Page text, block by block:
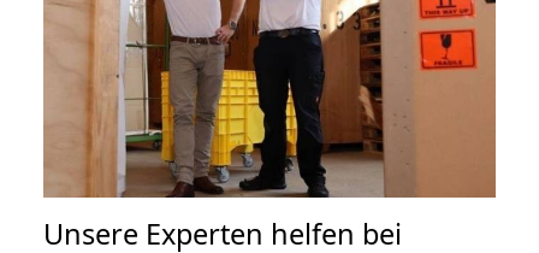
Unsere Experten helfen bei